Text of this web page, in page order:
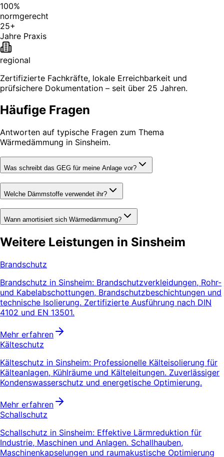
100%
normgerecht
25+
Jahre Praxis
regional
Zertifizierte Fachkräfte, lokale Erreichbarkeit und
prüfsichere Dokumentation – seit über 25 Jahren.
Häufige Fragen
Antworten auf typische Fragen zum Thema
Wärmedämmung in Sinsheim.
Was schreibt das GEG für meine Anlage vor?
Welche Dämmstoffe verwendet ihr?
Wann amortisiert sich Wärmedämmung?
Weitere Leistungen in Sinsheim
Brandschutz
Brandschutz in Sinsheim: Brandschutzverkleidungen, Rohr-
und Kabelabschottungen, Brandschutzbeschichtungen und
technische Isolierung. Zertifizierte Ausführung nach DIN
4102 und EN 13501.
Mehr erfahren
Kälteschutz
Kälteschutz in Sinsheim: Professionelle Kälteisolierung für
Kälteanlagen, Kühlräume und Kälteleitungen. Zuverlässiger
Kondenswasserschutz und energetische Optimierung.
Mehr erfahren
Schallschutz
Schallschutz in Sinsheim: Effektive Lärmreduktion für
Industrie, Maschinen und Anlagen. Schallhauben,
Maschinenkapselungen und raumakustische Optimierung